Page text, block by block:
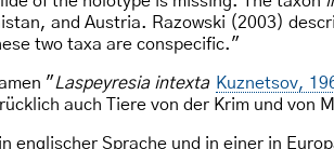
and Austria. Razowski (2003)
two taxa are conspecific."
"Laspeyresia intexta Kuznetsov,
auch Tiere von der Krim und
in englischer Sprache und in einer in